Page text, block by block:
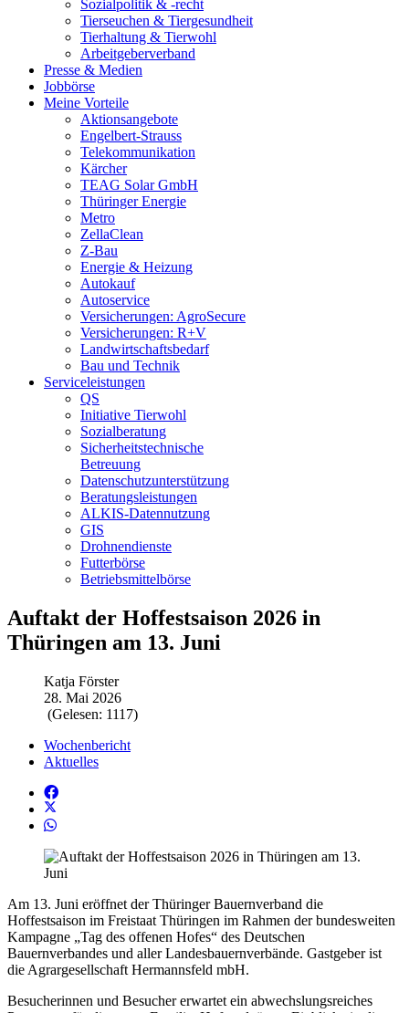
Sozialpolitik & -recht
Tierseuchen & Tiergesundheit
Tierhaltung & Tierwohl
Arbeitgeberverband
Presse & Medien
Jobbörse
Meine Vorteile
Aktionsangebote
Engelbert-Strauss
Telekommunikation
Kärcher
TEAG Solar GmbH
Thüringer Energie
Metro
ZellaClean
Z-Bau
Energie & Heizung
Autokauf
Autoservice
Versicherungen: AgroSecure
Versicherungen: R+V
Landwirtschaftsbedarf
Bau und Technik
Service­­leistungen
QS
Initiative Tierwohl
Sozialberatung
Sicherheitstechnische
Betreuung
Datenschutzunterstützung
Beratungsleistungen
ALKIS-Datennutzung
GIS
Drohnendienste
Futterbörse
Betriebsmittelbörse
Auftakt der Hoffestsaison 2026 in
Thüringen am 13. Juni
Katja Förster
28. Mai 2026
(Gelesen: 1117)
Wochenbericht
Aktuelles
Am 13. Juni eröffnet der Thüringer Bauernverband die
Hoffestsaison im Freistaat Thüringen im Rahmen der bundesweiten
Kampagne „Tag des offenen Hofes“ des Deutschen
Bauernverbandes und aller Landesbauernverbände. Gastgeber ist
die Agrargesellschaft Hermannsfeld mbH.
Besucherinnen und Besucher erwartet ein abwechslungsreiches